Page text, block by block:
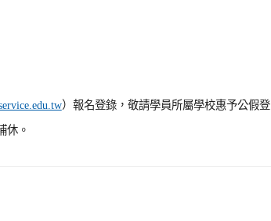
）報名登錄，敬請學員所屬學校惠予公假登
休。